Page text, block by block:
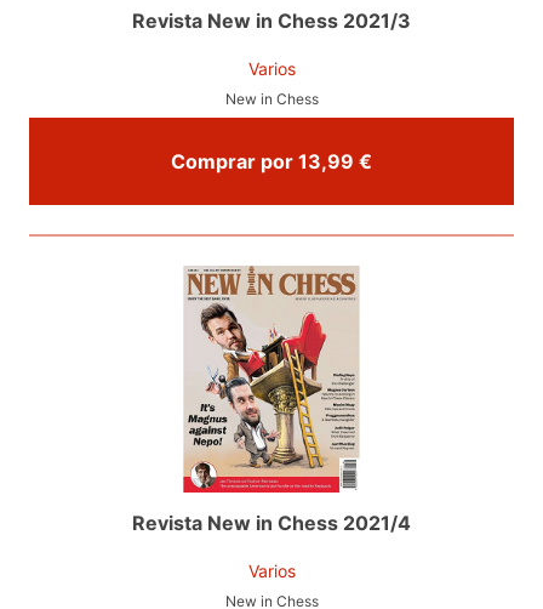
Revista New in Chess 2021/3
Varios
New in Chess
Comprar por 13,99 €
Revista New in Chess 2021/4
Varios
New in Chess